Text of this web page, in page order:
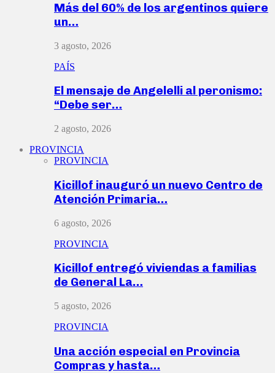
Más del 60% de los argentinos quiere
un…
3 agosto, 2026
PAÍS
El mensaje de Angelelli al peronismo:
“Debe ser…
2 agosto, 2026
PROVINCIA
PROVINCIA
Kicillof inauguró un nuevo Centro de
Atención Primaria…
6 agosto, 2026
PROVINCIA
Kicillof entregó viviendas a familias
de General La…
5 agosto, 2026
PROVINCIA
Una acción especial en Provincia
Compras y hasta…